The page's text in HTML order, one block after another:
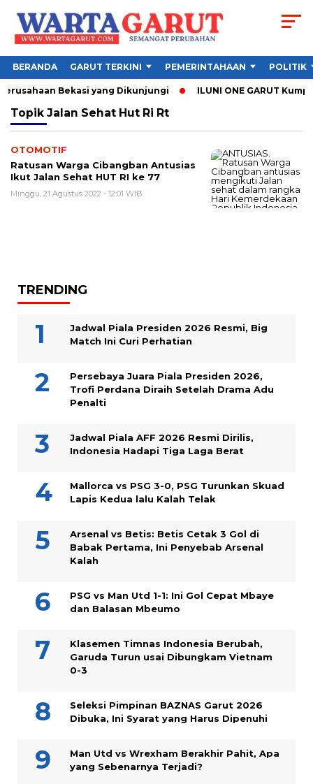
BERANDA GARUT TERKINI PEMERINTAHAAN POLITIK
Bekasi yang Dikunjungi ILUNI ONE GARUT
Topik Jalan Sehat Hut Ri Rt
OTOMOTIF
Ratusan Warga Cibangban Antusias
Ikut Jalan Sehat HUT RI ke 77
Minggu, 21 Agustus 2022 - 12:01 WIB
TRENDING
Jadwal Piala Presiden 2026 Resmi, Big
Match Ini Curi Perhatian
Persebaya Juara Piala Presiden 2026,
Trofi Perdana Diraih Setelah Drama Adu
Penalti
Jadwal Piala AFF 2026 Resmi Dirilis,
Indonesia Hadapi Tiga Laga Berat
Mallorca vs PSG 3-0, PSG Turunkan Skuad
Lapis Kedua lalu Kalah Telak
Arsenal vs Betis: Betis Cetak 3 Gol di
Babak Pertama, Ini Penyebab Arsenal
Kalah
PSG vs Man Utd 1-1: Ini Gol Cepat Mbaye
dan Balasan Mbeumo
Klasemen Timnas Indonesia Berubah,
Garuda Turun usai Dibungkam Vietnam
0-3
Seleksi Pimpinan BAZNAS Garut 2026
Dibuka, Ini Syarat yang Harus Dipenuhi
Man Utd vs Wrexham Berakhir Pahit, Apa
yang Sebenarnya Terjadi?